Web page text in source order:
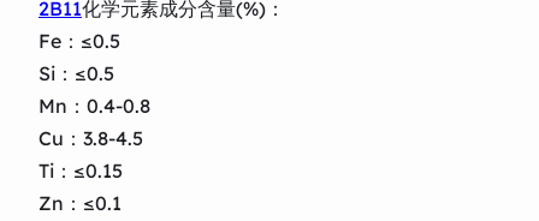
2B11化学元素成分含量(%)：
Fe：≤0.5
Si：≤0.5
Mn：0.4-0.8
Cu：3.8-4.5
Ti：≤0.15
Zn：≤0.1